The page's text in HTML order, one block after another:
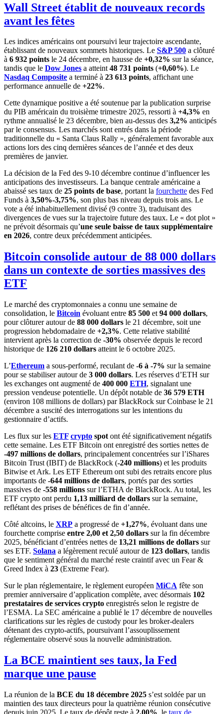
Wall Street établit de nouveaux records
avant les fêtes
Les indices américains ont poursuivi leur trajectoire ascendante,
établissant de nouveaux sommets historiques. Le S&P 500 a clôturé
à 6 932 points le 24 décembre, en hausse de +0,32% sur la séance,
tandis que le Dow Jones a atteint48 731 points (+0,60%). Le
Nasdaq Composite a terminé à 23 613 points, affichant une
performance annuelle de +22%.
Cette dynamique positive a été soutenue par la publication surprise
du PIB américain du troisième trimestre 2025, ressorti à +4,3% en
rythme annualisé le 23 décembre, bien au-dessus des 3,2% anticipés
par le consensus. Les marchés sont entrés dans la période
traditionnelle du « Santa Claus Rally », généralement favorable aux
actions lors des cinq dernières séances de l’année et des deux
premières de janvier.
La décision de la Fed des 9-10 décembre continue d’influencer les
anticipations des investisseurs. La banque centrale américaine a
abaissé ses taux de 25 points de base, portant la fourchette des Fed
Funds à 3,50%-3,75%, son plus bas niveau depuis trois ans. Le
vote a été inhabituellement divisé (9 contre 3), traduisant des
divergences de vues sur la trajectoire future des taux. Le « dot plot »
ne prévoit désormais qu’une seule baisse de taux supplémentaire
en 2026, contre deux précédemment anticipées.
Bitcoin consolide autour de 88 000 dollars
dans un contexte de sorties massives des
ETF
Le marché des cryptomonnaies a connu une semaine de
consolidation, le Bitcoin évoluant entre 85 500 et 94 000 dollars,
pour clôturer autour de 88 000 dollars le 21 décembre, soit une
progression hebdomadaire de +2,3%. Cette relative stabilité
intervient après la correction de -30% observée depuis le record
historique de 126 210 dollars atteint le 6 octobre 2025.
L’Ethereum a sous-performé, reculant de -6 à -7% sur la semaine
pour se stabiliser autour de 3 000 dollars. Les réserves d’ETH sur
les exchanges ont augmenté de 400 000 ETH, signalant une
pression vendeuse potentielle. Un dépôt notable de 36 579 ETH
(environ 108 millions de dollars) par BlackRock sur Coinbase le 21
décembre a suscité des interrogations sur les intentions du
gestionnaire d’actifs.
Les flux sur les ETF crypto spot ont été significativement négatifs
cette semaine. Les ETF Bitcoin ont enregistré des sorties nettes de
-497 millions de dollars, principalement concentrées sur l’iShares
Bitcoin Trust (IBIT) de BlackRock (-240 millions) et les produits
Bitwise et Ark. Les ETF Ethereum ont subi des retraits encore plus
importants de -644 millions de dollars, portés par des sorties
massives de -558 millions sur l’ETHA de BlackRock. Au total, les
ETF crypto ont perdu 1,13 milliard de dollars sur la semaine,
reflétant des prises de bénéfices de fin d’année.
Côté altcoins, le XRP a progressé de +1,27%, évoluant dans une
fourchette comprise entre 2,00 et 2,50 dollars sur la fin décembre
2025, bénéficiant d’entrées nettes de 13,21 millions de dollars sur
ses ETF. Solana a légèrement reculé autour de 123 dollars, tandis
que le sentiment général du marché reste craintif avec un Fear &
Greed Index à 23 (Extreme Fear).
Sur le plan réglementaire, le règlement européen MiCA fête son
premier anniversaire d’application complète, avec désormais 102
prestataires de services crypto enregistrés selon le registre de
l’ESMA. La SEC américaine a publié le 17 décembre de nouvelles
clarifications sur les règles de custody pour les broker-dealers
détenant des crypto-actifs, poursuivant l’assouplissement
réglementaire observé sous la nouvelle administration.
La BCE maintient ses taux, la Fed
marque une pause
La réunion de la BCE du 18 décembre 2025 s’est soldée par un
maintien des taux directeurs pour la quatrième réunion consécutive
depuis juin 2025. Le taux de dépôt reste à 2,00% , le taux de